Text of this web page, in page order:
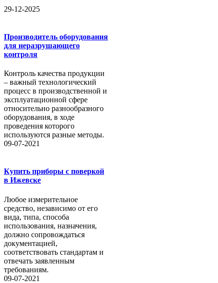
29-12-2025
Производитель оборудования
для неразрушающего
контроля
Контроль качества продукции
– важный технологический
процесс в производственной и
эксплуатационной сфере
относительно разнообразного
оборудования, в ходе
проведения которого
используются разные методы.
09-07-2021
Купить приборы с поверкой
в Ижевске
Любое измерительное
средство, независимо от его
вида, типа, способа
использования, назначения,
должно сопровождаться
документацией,
соответствовать стандартам и
отвечать заявленным
требованиям.
09-07-2021